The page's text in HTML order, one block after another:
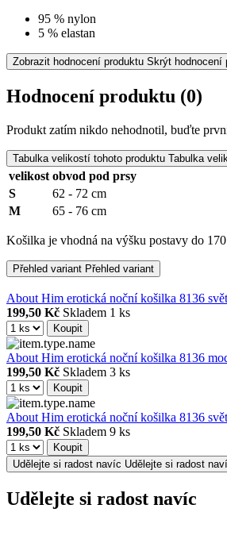
95 % nylon
5 % elastan
Zobrazit hodnocení produktu Skrýt hodnocení
Hodnocení produktu (0)
Produkt zatím nikdo nehodnotil, buďte
Tabulka velikostí tohoto produktu Tabulka
velikost obvod pod prsy
S
62 - 72 cm
M
65 - 76 cm
Košilka je vhodná na výšku postavy do
Přehled variant Přehled variant
About Him erotická noční košilka 8136
199,50 Kč Skladem 1 ks
Koupit
About Him erotická noční košilka 8136
199,50 Kč Skladem 3 ks
Koupit
About Him erotická noční košilka 8136
199,50 Kč Skladem 9 ks
Koupit
Udělejte si radost navíc Udělejte si radost
Udělejte si radost navíc